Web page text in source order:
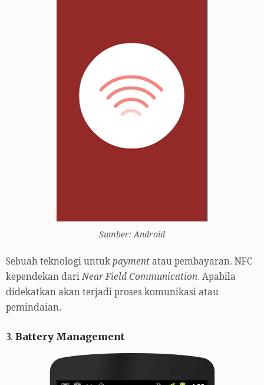
Sumber: Android
Sebuah teknologi untuk payment atau pembayaran. NFC
kependekan dariNear Field Communication. Apabila
didekatkan akan terjadi proses komunikasi atau
pemindaian.
3. Battery Management